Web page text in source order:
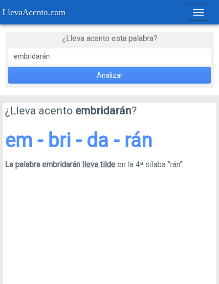
LlevaAcento.com
de
¿Lleva acento esta palabra?
Analizar
¿Lleva acento embridarán?
em - bri - da - rán
La palabra embridarán lleva tilde en la 4ª sílaba "rán"